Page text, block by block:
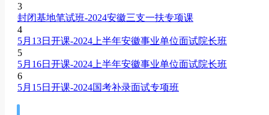
3
封闭基地笔试班-2024安徽三支一扶专项课
4
5月13日开课-2024上半年安徽事业单位面试院长班
5
5月16日开课-2024上半年安徽事业单位面试院长班
6
5月15日开课-2024国考补录面试专项班